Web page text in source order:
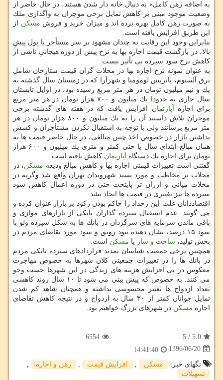
به اضافه رهن كامل» به دنبال خانه دار شدن هستند، در حال حاضر از
وضعیت موجود مبنی بر كاهش تمایل برخی موجران به واگذاری ملك
به صورت رهن كامل بهره برده اند و میزان خرید و فروش مسكن از
این طریق افزایش یافته است.
بنابراین وجود این رقابت نه چندان مشهود بر سر مستأجر با پول پیشِ
بالا، در بازگشت قیمت اجاره بها به نرخ پیش از دوره هیجانیِ ناشی از
كاهش نرخ سود سپرده بی تأثیر نیست.
به عنوان نمونه نرخ اجاره بها در محلات گران قیمت ستارخان شامل
برق آلستوم، پاتریس لومومبا و شهرآرا كه در زمستان سال گذشته به
یك و نیم میلیون تومان در هر متر مربع رسیده بود، در اوایل تابستان
سال جاری به حدودا یك میلیون و ۷۰۰ هزار تومان در هر متر مربع
برای اجاره
آپارتمان افزایش یافت كه در هفته های گذشته برخی
موجران تلاش داستند آن را به یك میلیون و ۸۰۰ هزار تومان در هر
متر مربع برسانند ولی با توجه به استقبال نكردن مستأجران و كشش
نداشتن بازار در خصوص اخذ چنین مبالغی، در حال حاضر قیمت ها به
همان مبالغ ابتدای سال یا حتی كمتر و متری یك میلیون و ۶۰۰ هزار
تومان برای اجاره یك دستگاه
آپارتمان كاهش یافته است.
گفتنی است تغییرات قیمتی اجاره بها و كاهش مبالغ ودیعه مسكن، در
محلات پر مخاطب و مورد پسند شهروندان تهران واقع شد وگرنه در
محلات میانی و ارزان تر پایتخت حتی در دوره اعمال كاهش سود
سپرده ها نیز تغییری در قیمت ها ایجاد نشد.
اقتصاددانان علت این رخداد را حاكم بودن ركود بر بازار عنوان كرده و
می گویند: عدم استقبال سپرده گذاران بانكی از بازارهای موازی و
باقی ماندن سرمایه های سرگردان در بانك ها به شكل سپرده ولو با
سود ۱۵ درصد، نشان دهنده نبود رونق و سود مورد تقاضای مردم در
بخش تولید، ساخت و ساز یا مسكن است.
همچنین برخی جمعیت شناسان تمدید قراردادهای سپرده بانكی مردم
در بانك ها را در تغییرات جمعیتی كلان شهرها به خصوص مهاجرت
معكوس در پی افزایش هزینه های زندگی در این شهرها جست وجو
می كنند. به خصوص كه پیش بینی می شود تا ۱۰ سال روند كاهشی
تعداد ازدواج ها تغییر محسوسی نداشته و همچنان شاهد كم شدن
تمایل جوانان كمتر از ۳۰ سال به ازدواج و در نتیجه كاهش تقاضای
اجاره مسكن در شهرهای بزرگ خواهیم بود.
5.0
/
5
6554
1396/06/20
14:41:40
تگهای خبر:
مسكن افزایش قیمت رهن و اجاره
تسهیلات